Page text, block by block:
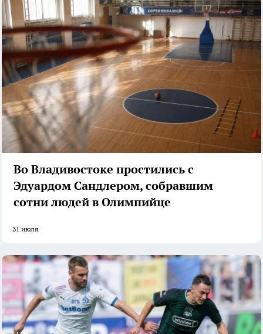
Во Владивостоке простились с
Эдуардом Сандлером, собравшим
сотни людей в Олимпийце
31 июля